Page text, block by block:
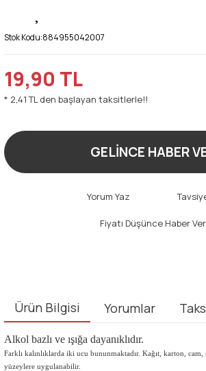
Stok Kodu:884955042007
19,90 TL
* 2,41 TL den başlayan taksitlerle!!
GELİNCE HABER
Yorum Yaz
Fiyatı Düşünce Haber Ver
Ürün Bilgisi Yorumlar
Alkol bazlı ve ışığa dayanıklıdır.
Farklı kalınlıklarda iki ucu bununmaktadır. Kağıt, karton,
yüzeylere uygulanabilir.